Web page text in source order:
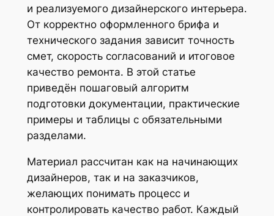
и реализуемого дизайнерского интерьера.
От корректно оформленного брифа и
технического задания зависит точность
смет, скорость согласований и итоговое
качество ремонта. В этой статье
приведён пошаговый алгоритм
подготовки документации, практические
примеры и таблицы с обязательными
разделами.
Материал рассчитан как на начинающих
дизайнеров, так и на заказчиков,
желающих понимать процесс и
контролировать качество работ. Каждый